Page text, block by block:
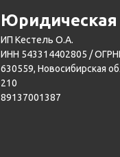
ИП Кестель О.А.
ИНН 543314402805 /
630559, Новосибирская
210
89137001387